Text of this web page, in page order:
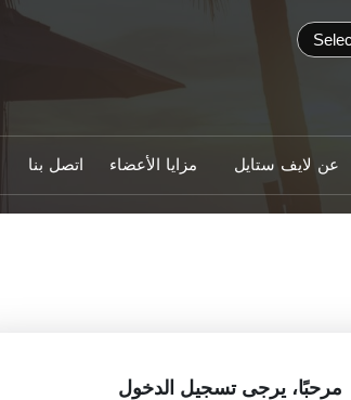
عن لايف ستايل مزايا الأعضاء اتصل بنا
مرحبًا، يرجى تسجيل الدخول